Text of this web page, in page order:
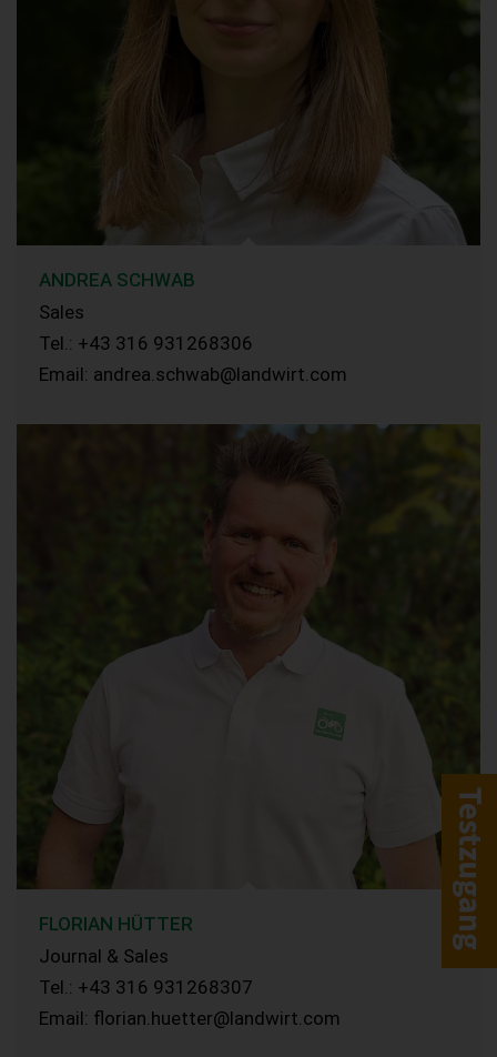
ANDREA SCHWAB
Sales
Tel.: +43 316 931268306
Email: andrea.schwab@landwirt.com
FLORIAN HÜTTER
Journal & Sales
Tel.: +43 316 931268307
Email: florian.huetter@landwirt.com